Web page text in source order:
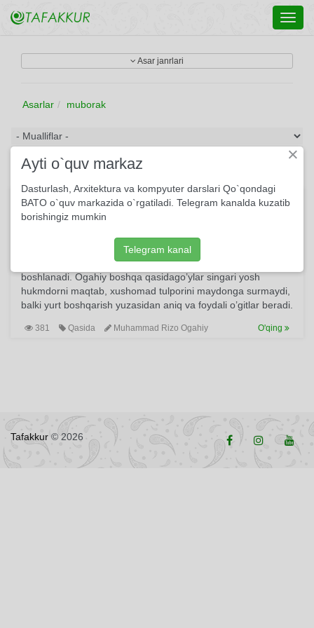
Asar janrlari
Asarlar muborak
Ogohnoma
Ogahiy ijodida uning «Ogohnoma» qasidasi salmoqli o’rin
taxtiga chiqishi munosabati bilan bitilgan. Qasida shohga
tabrik va otasining o’limi uchun unga hamdardlik bilan
boshlanadi. Ogahiy boshqa qasidago’ylar singari yosh
hukmdorni maqtab, xushomad tulporini maydonga surmaydi,
balki yurt boshqarish yuzasidan aniq va foydali o’gitlar beradi.
381 Qasida Muhammad Rizo Ogahiy O'qing
Tafakkur © 2026
×
Ayti o`quv markaz
Dasturlash, Arxitektura va kompyuter darslari Qo`qondagi
BATO o`quv markazida o`rgatiladi. Telegram kanalda kuzatib
borishingiz mumkin
Telegram kanal